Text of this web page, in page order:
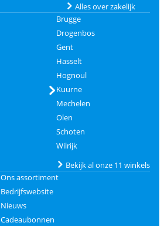
Alles over zakelijk
Brugge
Drogenbos
Gent
Hasselt
Hognoul
Kuurne
Mechelen
Olen
Schoten
Wilrijk
Bekijk al onze 11 winkels
Ons assortiment
Bedrijfswebsite
Nieuws
Cadeaubonnen